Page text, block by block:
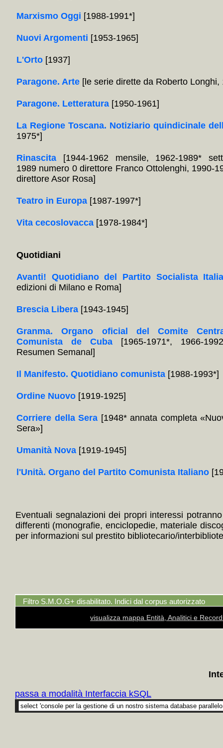
Marxismo Oggi [1988-1991*]
Nuovi Argomenti [1953-1965]
L'Orto [1937]
Paragone. Arte [le serie dirette da Roberto Longhi,
Paragone. Letteratura [1950-1961]
La Regione Toscana. Notiziario quindicinale
1975*]
Rinascita [1944-1962 mensile, 1962-1989*
1989 numero 0 direttore Franco Ottolenghi, 1990-
direttore Asor Rosa]
Teatro in Europa [1987-1997*]
Vita cecoslovacca [1978-1984*]
Quotidiani
Avanti! Quotidiano del Partito Socialista
edizioni di Milano e Roma]
Brescia Libera [1943-1945]
Granma. Organo oficial del Comite
Comunista de Cuba [1965-1971*, 1966-
Resumen Semanal]
Il Manifesto. Quotidiano comunista [1988-1993*]
Ordine Nuovo [1919-1925]
Corriere della Sera [1948* annata completa
Sera»]
Umanità Nova [1919-1945]
l'Unità. Organo del Partito Comunista Italiano
Eventuali segnalazioni dei propri interessi
differenti (monografie, enciclopedie, materiale
per informazioni sul prestito bibliotecario/
Filtro S.M.O.G+ disabilitato. Indici dal corpus autorizzato
visualizza mappa Entità, Analitici e
passa a modalità Interfaccia kSQL